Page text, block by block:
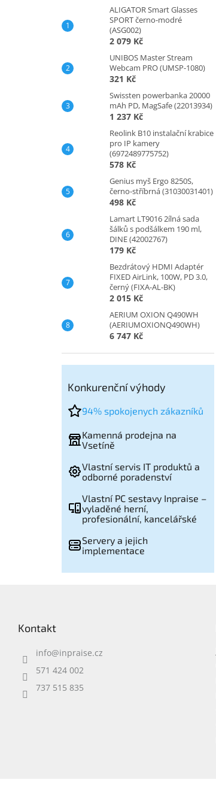
ALIGATOR Smart Glasses
SPORT černo-modré
(ASG002)
2 079 Kč
UNIBOS Master Stream
Webcam PRO (UMSP-1080)
321 Kč
Swissten powerbanka 20000
mAh PD, MagSafe (22013934)
1 237 Kč
Reolink B10 instalační krabice
pro IP kamery
(6972489775752)
578 Kč
Genius myš Ergo 8250S,
černo-stříbrná (31030031401)
498 Kč
Lamart LT9016 2ílná sada
šálků s podšálkem 190 ml,
DINE (42002767)
179 Kč
Bezdrátový HDMI Adaptér
FIXED AirLink, 100W, PD 3.0,
černý (FIXA-AL-BK)
2 015 Kč
AERIUM OXION Q490WH
(AERIUMOXIONQ490WH)
6 747 Kč
Konkurenční výhody
94% spokojenych zákazníků
Kamenná prodejna na
Vsetíně
Vlastní servis IT produktů a
odborné poradenství
Vlastní PC sestavy Inpraise –
vyladěné herní,
profesionální, kancelářské
Servery a jejich
implementace
Kontakt
info@inpraise.cz
571 424 002
737 515 835